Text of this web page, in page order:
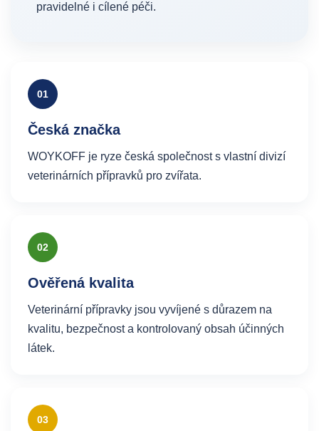
pravidelné i cílené péči.
01
Česká značka
WOYKOFF je ryze česká společnost s vlastní divizí
veterinárních přípravků pro zvířata.
02
Ověřená kvalita
Veterinární přípravky jsou vyvíjené s důrazem na
kvalitu, bezpečnost a kontrolovaný obsah účinných
látek.
03